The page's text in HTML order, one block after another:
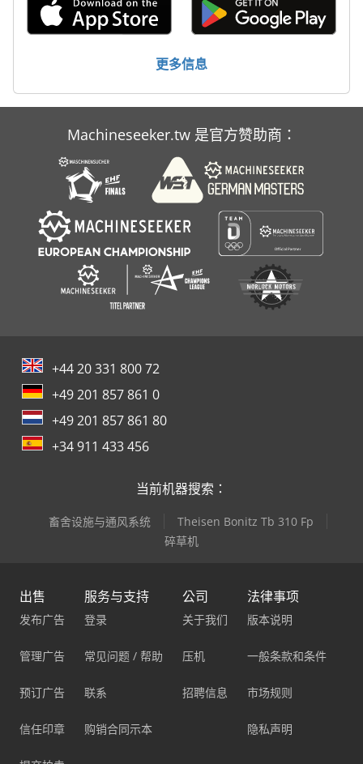
车间 设备
更多信息
Machineseeker.tw 是官方赞助商：
+44 20 331 800 72
+49 201 857 861 0
+49 201 857 861 80
+34 911 433 456
当前机器搜索：
畜舍设施与通风系统
Theisen Bonitz Tb 310 Fp
碎草机
出售
发布广告
管理广告
预订广告
信任印章
服务与支持
登录
常见问题 / 帮助
联系
购销合同示本
公司
关于我们
压机
招聘信息
法律事项
版本说明
一般条款和条件
市场规则
隐私声明